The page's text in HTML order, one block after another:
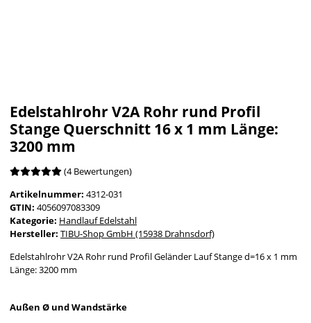
Edelstahlrohr V2A Rohr rund Profil
Stange Querschnitt 16 x 1 mm Länge:
3200 mm
(4 Bewertungen)
Artikelnummer: 4312-031
GTIN: 4056097083309
Kategorie: Handlauf Edelstahl
Hersteller: TIBU-Shop GmbH (15938 Drahnsdorf)
Edelstahlrohr V2A Rohr rund Profil Geländer Lauf Stange d=16 x 1 mm
Länge: 3200 mm
Außen Ø und Wandstärke